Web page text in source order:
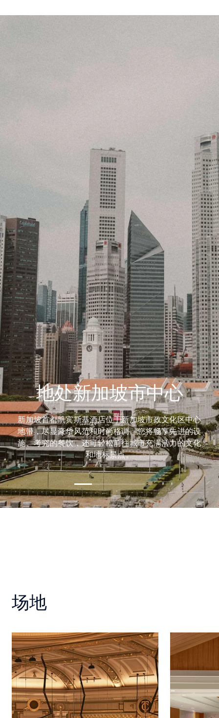
地处新加坡市中心
新加坡首都凯宾斯基酒店位于新加坡市政文化区中心
地带，尽显豪华风范和时尚格调。您将畅享先进的设
施、考究的餐饮，还可轻松前往城市充满活力的文化
和地标景点。
场地